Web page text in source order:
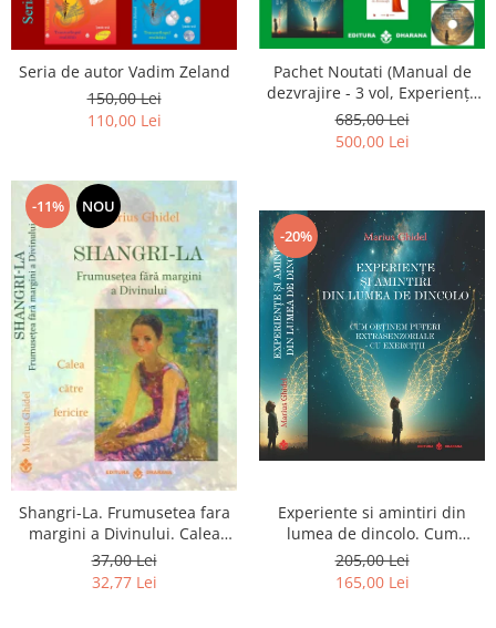
Seria de autor Vadim Zeland
150,00 Lei
110,00 Lei
Pachet Noutati (Manual de
dezvrajire - 3 vol, Experiențe
și amintiri, Rugăciunile
Luceafarului de dimineata) -
Marius Ghidel
685,00 Lei
500,00 Lei
-11% NOU
Shangri-La. Frumusetea fara
margini a Divinului. Calea
catre fericire
37,00 Lei
32,77 Lei
-20%
Experiente si amintiri din
lumea de dincolo. Cum
obtinem puteri
extrasenzoriale - cu exercitii
205,00 Lei
165,00 Lei